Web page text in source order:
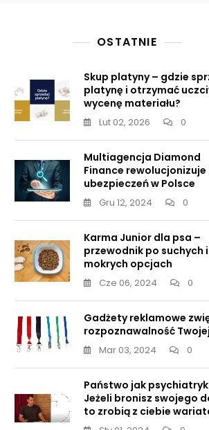
OSTATNIE
Skup platyny – gdzie
platynę i otrzymać
wycenę materiału?
Lut 02, 2026 0
Multiagencja Diamond
Finance rewolucjonizuje
ubezpieczeń w Polsce
Gru 12, 2024 0
Karma Junior dla psa –
przewodnik po suchych i
mokrych opcjach
Cze 06, 2024 0
Gadżety reklamowe
rozpoznawalność
Mar 03, 2024 0
Państwo jak
Jeżeli bronisz swojego
to zrobią z ciebie